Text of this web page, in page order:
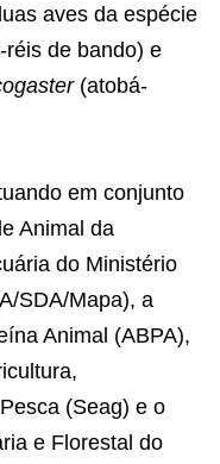
aves da espécie
réis de bando) e
(atobá-
em conjunto
Animal da
do Ministério
SDA/Mapa), a
Animal (ABPA),
(Seag) e o
e Florestal do